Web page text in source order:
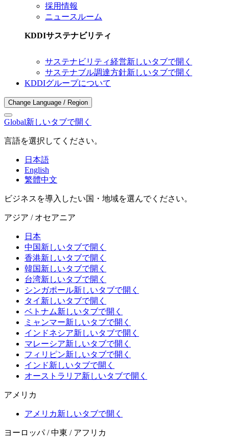
採用情報
ニュースルーム
KDDIサステナビリティ
サステナビリティ経営新しいタブで開く
サステナブル調達方針新しいタブで開く
KDDIグループについて
Change Language / Region
Global新しいタブで開く
言語を選択してください。
日本語
English
繁體中文
ビジネスを導入したい国・地域を選んでください。
アジア / オセアニア
日本
中国新しいタブで開く
香港新しいタブで開く
韓国新しいタブで開く
台湾新しいタブで開く
シンガポール新しいタブで開く
タイ 新しいタブで開く
ベトナム新しいタブで開く
ミャンマー新しいタブで開く
インドネシア新しいタブで開く
マレーシア新しいタブで開く
フィリピン新しいタブで開く
インド新しいタブで開く
オーストラリア新しいタブで開く
アメリカ
アメリカ新しいタブで開く
ヨーロッパ / 中東 / アフリカ